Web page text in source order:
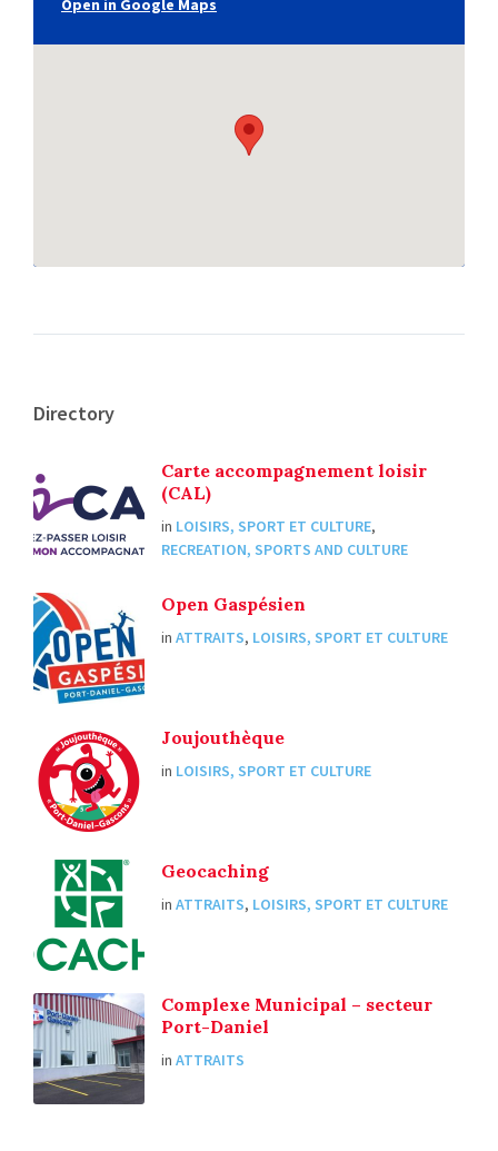
Open in Google Maps
Directory
Carte accompagnement loisir
(CAL)
in LOISIRS, SPORT ET CULTURE,
RECREATION, SPORTS AND CULTURE
Open Gaspésien
in ATTRAITS, LOISIRS, SPORT ET CULTURE
Joujouthèque
in LOISIRS, SPORT ET CULTURE
Geocaching
in ATTRAITS, LOISIRS, SPORT ET CULTURE
Complexe Municipal – secteur
Port-Daniel
in ATTRAITS